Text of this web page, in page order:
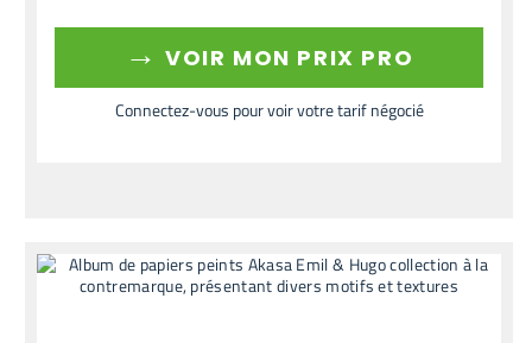
→ VOIR MON PRIX PRO
Connectez-vous pour voir votre tarif négocié